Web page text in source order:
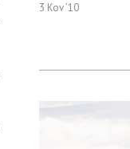
3 Kov ’10